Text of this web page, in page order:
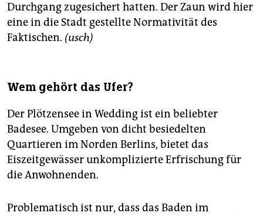
Durchgang zugesichert hatten. Der Zaun wird hier
eine in die Stadt gestellte Normativität des
Faktischen. (usch)
Wem gehört das Ufer?
Der Plötzensee in Wedding ist ein beliebter
Badesee. Umgeben von dicht besiedelten
Quartieren im Norden Berlins, bietet das
Eiszeitgewässer unkomplizierte Erfrischung für
die Anwohnenden.
Problematisch ist nur, dass das Baden im